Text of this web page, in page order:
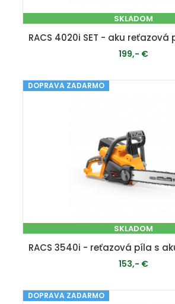
SKLADOM
199,- €
PRIDAŤ DO KOŠÍKA
DOPRAVA ZADARMO
SKLADOM
153,- €
PRIDAŤ DO KOŠÍKA
DOPRAVA ZADARMO